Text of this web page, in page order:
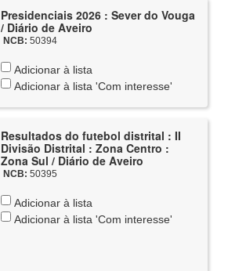
Presidenciais 2026 : Sever do Vouga
/ Diário de Aveiro
NCB: 50394
Adicionar à lista
Adicionar à lista 'Com interesse'
Resultados do futebol distrital : II
Divisão Distrital : Zona Centro :
Zona Sul / Diário de Aveiro
NCB: 50395
Adicionar à lista
Adicionar à lista 'Com interesse'